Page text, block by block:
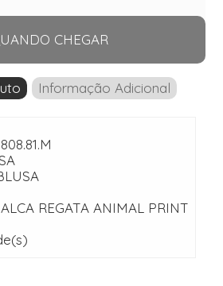
CHEGAR
Informação Adicional
REGATA ANIMAL PRINT